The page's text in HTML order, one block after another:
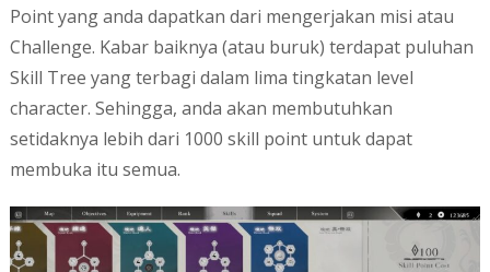
Point yang anda dapatkan dari mengerjakan misi atau
Challenge. Kabar baiknya (atau buruk) terdapat puluhan
Skill Tree yang terbagi dalam lima tingkatan level
character. Sehingga, anda akan membutuhkan
setidaknya lebih dari 1000 skill point untuk dapat
membuka itu semua.